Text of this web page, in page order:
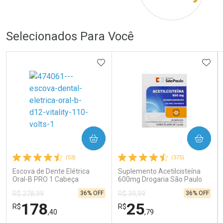
Por R$ 279,00/cada
Por R$ 279,00/cada
Selecionados Para Você
(53)
Escova de Dente Elétrica
Oral-B PRO 1 Cabeça
Redonda Recarregável 1
Unidade
R$ 278,99
R$178,40
36% OFF
ADICIONAR AOS FAVORITOS
COMPRAR
(375)
Suplemento Acetilcisteína
600mg Drogaria São Paulo
R$ 39,99
R$25,79
36% OFF
COMPRAR